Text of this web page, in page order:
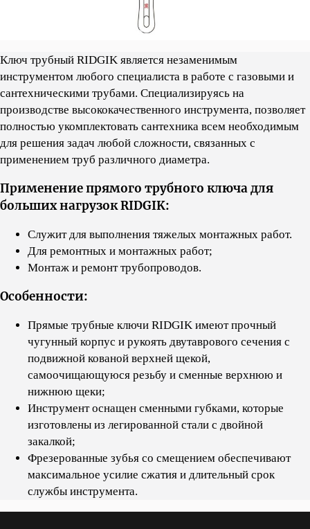
Ключ трубный RIDGIK является незаменимым
инструментом любого специалиста в работе с газовыми и
сантехническими трубами. Cпециализируясь на
производстве высококачественного инструмента, позволяет
полностью укомплектовать сантехника всем необходимым
для решения задач любой сложности, связанных с
применением труб различного диаметра.
Применение прямого трубного ключа для
больших нагрузок RIDGIK:
Служит для выполнения тяжелых монтажных работ.
Для ремонтных и монтажных работ;
Монтаж и ремонт трубопроводов.
Особенности:
Прямые трубные ключи RIDGIK имеют прочный
чугунный корпус и рукоять двутаврового сечения с
подвижной кованой верхней щекой,
самоочищающуюся резьбу и сменные верхнюю и
нижнюю щеки;
Инструмент оснащен сменными губками, которые
изготовлены из легированной стали с двойной
закалкой;
Фрезерованные зубья со смещением обеспечивают
максимальное усилие сжатия и длительный срок
службы инструмента.